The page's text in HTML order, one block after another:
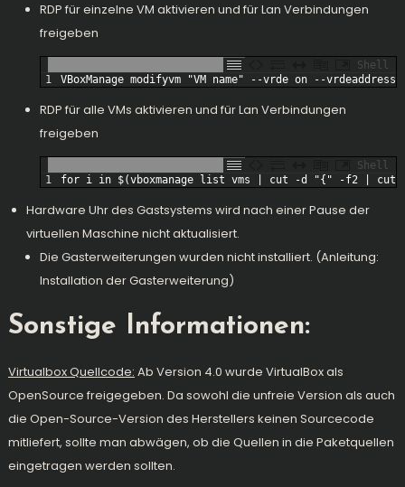
RDP für einzelne VM aktivieren und für Lan Verbindungen
freigeben
Shell
1
VBoxManage modifyvm "VM name" --vrde on --vrdeaddress
RDP für alle VMs aktivieren und für Lan Verbindungen
freigeben
Shell
1
for i in $(vboxmanage list vms cut -d "{" -f2 cut
Hardware Uhr des Gastsystems wird nach einer Pause der
virtuellen Maschine nicht aktualisiert.
Die Gasterweiterungen wurden nicht installiert. (Anleitung:
Installation der Gasterweiterung)
Sonstige Informationen:
Virtualbox Quellcode: Ab Version 4.0 wurde VirtualBox als
OpenSource freigegeben. Da sowohl die unfreie Version als auch
die Open-Source-Version des Herstellers keinen Sourcecode
mitliefert, sollte man abwägen, ob die Quellen in die Paketquellen
eingetragen werden sollten.